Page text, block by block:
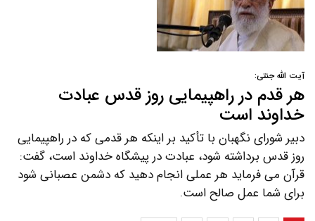
آیت الله جنتی:
هر قدم در راهپیمایی روز قدس عبادت
خداوند است
دبیر شورای نگهبان با تأکید بر اینکه هر قدمی که در راهپیمایی
روز قدس برداشته شود، عبادت در پیشگاه خداوند است، گفت:
قرآن می فرماید هر عملی انجام دهید که دشمن عصبانی شود
برای شما عمل صالح است.